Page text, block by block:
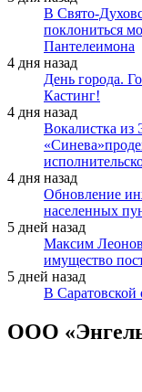
В Свято-
поклониться
Пантелеимона
4 дня назад
День города.
Кастинг!
4 дня назад
Вокалистка из
4 дня назад
Обновление
населенных
5 дней назад
Максим Леонов
имущество
5 дней назад
В Саратовской
ООО